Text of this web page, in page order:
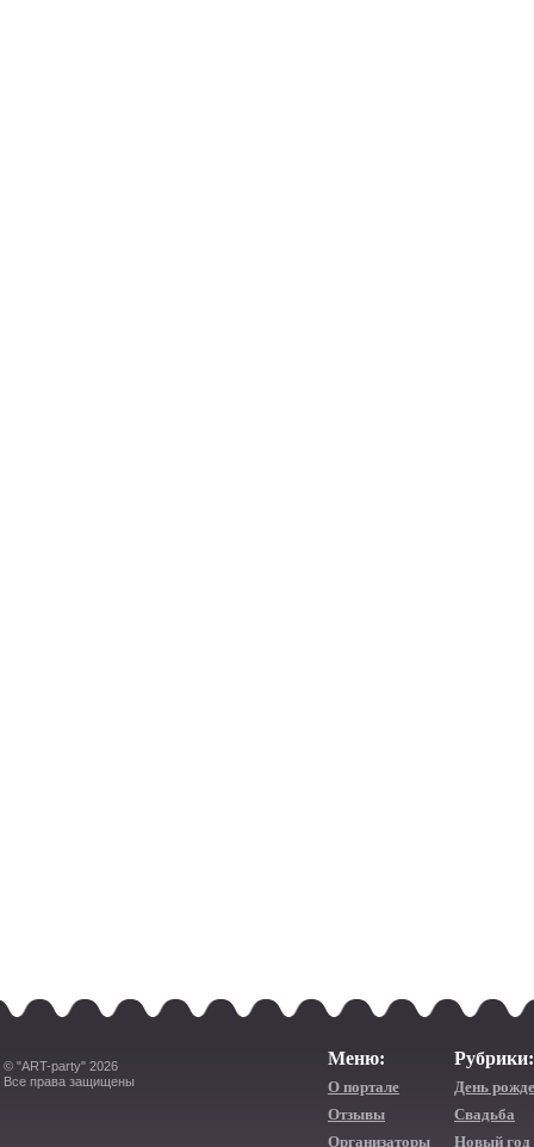
© "ART-party" 2026
Все права защищены
Меню:
О портале
Отзывы
Организаторы
Рубрики:
День
Свадьба
Новый год